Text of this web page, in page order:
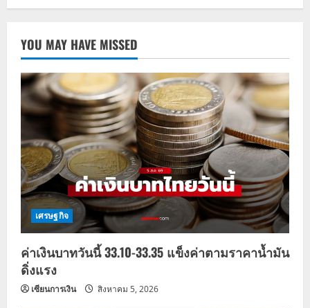
YOU MAY HAVE MISSED
เศรษฐกิจ
ค่าเงินบาทวันนี้ 33.10-33.35 แข็งค่าตามราคาน้ำมัน
ดิ่งแรง
เซียนการเงิน สิงหาคม 5, 2026